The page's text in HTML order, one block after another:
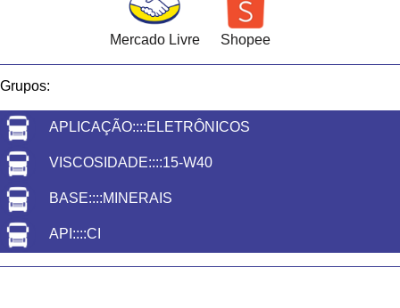
Mercado Livre Shopee
Grupos:
APLICAÇÃO::::ELETRÔNICOS
VISCOSIDADE::::15-W40
BASE::::MINERAIS
API ::::CI